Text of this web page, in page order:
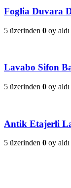
Foglia Duvara
5 üzerinden 0 oy aldı
Lavabo Sifon
5 üzerinden 0 oy aldı
Antik Etajerli
5 üzerinden 0 oy aldı